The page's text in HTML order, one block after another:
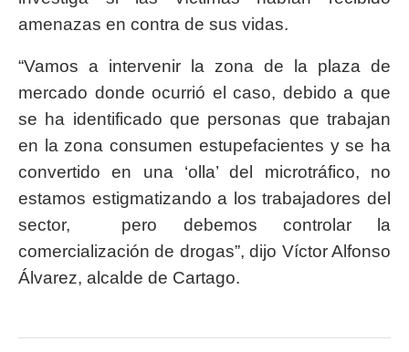
amenazas en contra de sus vidas.
“Vamos a intervenir la zona de la plaza de
mercado donde ocurrió el caso, debido a que
se ha identificado que personas que trabajan
en la zona consumen estupefacientes y se ha
convertido en una ‘olla’ del microtráfico, no
estamos estigmatizando a los trabajadores del
sector, pero debemos controlar la
comercialización de drogas”, dijo Víctor Alfonso
Álvarez, alcalde de Cartago.